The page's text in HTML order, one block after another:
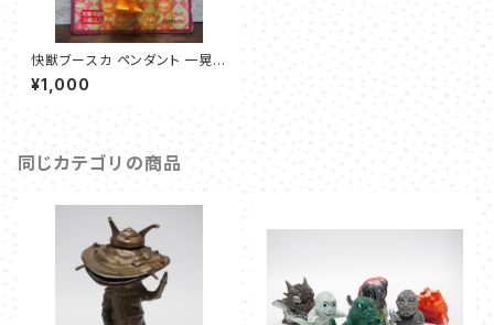
快獣ブースカ ペンダント 一晃（I
CHIKO)
¥1,000
同じカテゴリの商品